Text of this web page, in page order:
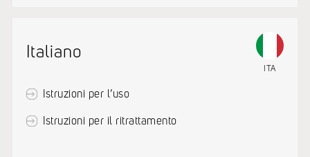
Italiano
ITA
Istruzioni per l’uso
Istruzioni per il ritrattamento